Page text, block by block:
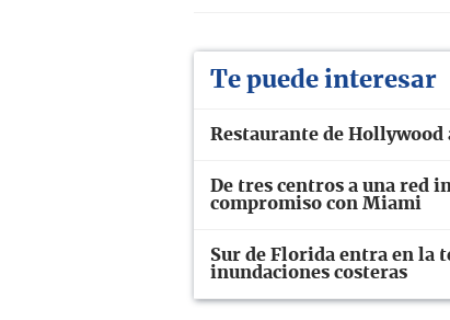
Te puede interesar
Restaurante de Hollywood
De tres centros a una red
compromiso con Miami
Sur de Florida entra en la
inundaciones costeras